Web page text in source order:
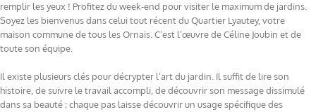
remplir les yeux ! Profitez du week-end pour visiter le maximum de jardins.
Soyez les bienvenus dans celui tout récent du Quartier Lyautey, votre
maison commune de tous les Ornais. C’est l’œuvre de Céline Joubin et de
toute son équipe.
Il existe plusieurs clés pour décrypter l’art du jardin. Il suffit de lire son
histoire, de suivre le travail accompli, de découvrir son message dissimulé
dans sa beauté ; chaque pas laisse découvrir un usage spécifique des